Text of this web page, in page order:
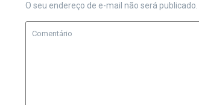
O seu endereço de e-mail não será publicado.